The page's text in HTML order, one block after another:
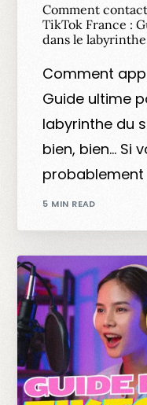
Comment
TikTok France :
dans le
Comment
Guide ultime
labyrinthe du
bien, bien… Si
probablement
5 MIN READ